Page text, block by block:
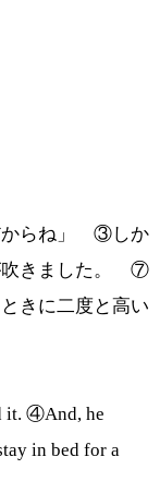
からね」 ③しか
吹きました。 ⑦
きに二度と高い
it. ④And, he
in bed for a